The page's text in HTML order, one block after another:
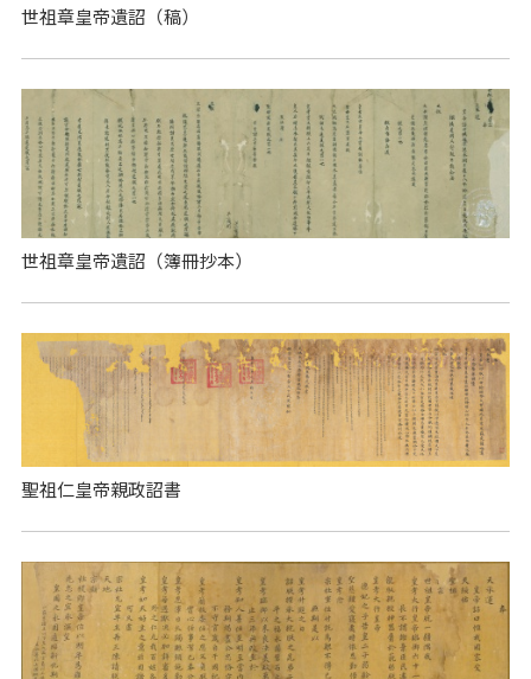
世祖章皇帝遺詔（稿）
世祖章皇帝遺詔（簿冊抄本）
聖祖仁皇帝親政詔書